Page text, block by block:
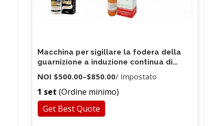
Macchina per sigillare la fodera della
guarnizione a induzione continua di
vendita calda LGYF
NOI $500.00–$850.00/ Impostato
1 set (Ordine minimo)
Get Best Quote